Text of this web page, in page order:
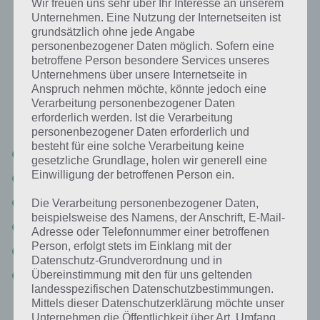
Das machen Politiker während ihrer
Kandidatur: Lösung für 94%
Nachfolgend findest du alle richtigen Antworten zum Sachverhalt
Das machen Politiker während ihrer Kandidatur in der App 94%. Die
Lösung ist dabei nach den Prozent-Werten sortiert. Hier die
Antworten:
Wahlversprechen
Reden
Werbung
Wahlkampf
Reisen
Wahlplakate
Wir freuen uns sehr über Ihr Interesse an unserem
Unternehmen. Eine Nutzung der Internetseiten ist
grundsätzlich ohne jede Angabe
personenbezogener Daten möglich. Sofern eine
betroffene Person besondere Services unseres
Unternehmens über unsere Internetseite in
Anspruch nehmen möchte, könnte jedoch eine
Verarbeitung personenbezogener Daten
erforderlich werden. Ist die Verarbeitung
personenbezogener Daten erforderlich und
besteht für eine solche Verarbeitung keine
gesetzliche Grundlage, holen wir generell eine
Einwilligung der betroffenen Person ein.
Die Verarbeitung personenbezogener Daten,
beispielsweise des Namens, der Anschrift, E-Mail-
Adresse oder Telefonnummer einer betroffenen
Person, erfolgt stets im Einklang mit der
Datenschutz-Grundverordnung und in
Übereinstimmung mit den für uns geltenden
landesspezifischen Datenschutzbestimmungen.
Mittels dieser Datenschutzerklärung möchte unser
Unternehmen die Öffentlichkeit über Art, Umfang